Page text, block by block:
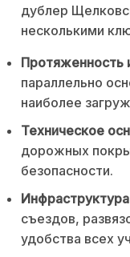
дублер
несколькими
Протяженность
параллельно
наиболее
Техническое
дорожных
безопасности.
съездов,
удобства всех